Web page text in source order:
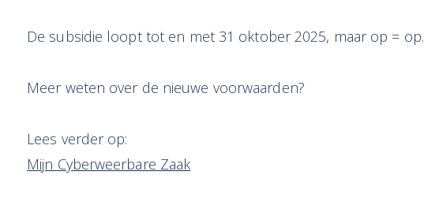
De subsidie loopt tot en met 31 oktober 2025, maar op = op.
Meer weten over de nieuwe voorwaarden?
Lees verder op:
Mijn Cyberweerbare Zaak